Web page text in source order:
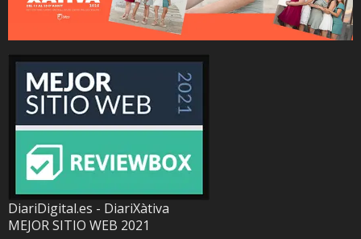
DiariDigital.es - DiariXàtiva
MEJOR SITIO WEB 2021